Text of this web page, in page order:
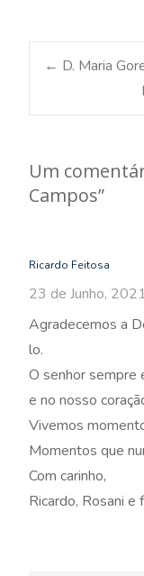
Post
← D. Maria
Um
Campos”
Ricardo Feitosa
23 de Junho,
Agradecemos a
lo.
O senhor sempre
e no nosso
Vivemos
Momentos que
Com carinho,
Ricardo, Rosani e